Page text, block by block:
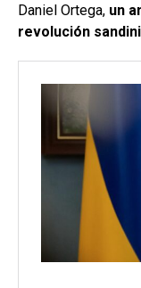
Daniel Ortega, un
revolución